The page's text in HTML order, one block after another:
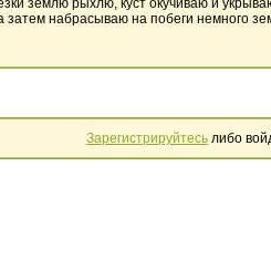
землю рыхлю, куст окучиваю и
затем набрасываю на побеги немного
Зарегистрируйтесь либо